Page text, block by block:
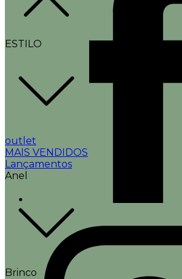
ESTILO
outlet
MAIS VENDIDOS
Lançamentos
Anel
Brinco